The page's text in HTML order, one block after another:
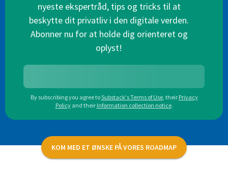
nyeste ekspertråd, tips og tricks til at
beskytte dit privatliv i den digitale verden.
Abonner nu for at holde dig orienteret og
oplyst!
By subscribing you agree toSubstack's Terms of Use, their Privacy
Policy and their Information collection notice.
KOM MED ET ØNSKE PÅ VORES ROADMAP